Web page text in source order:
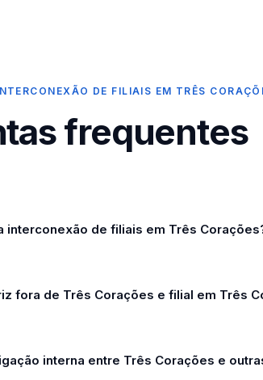
DE FILIAIS EM TRÊS
frequentes
interconexão de filiais em Três
fora de Três Corações e filial em Três
interna entre Três Corações e